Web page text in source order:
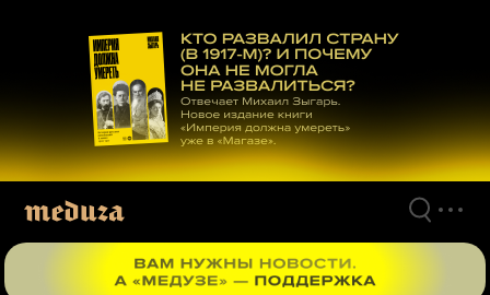
материалам